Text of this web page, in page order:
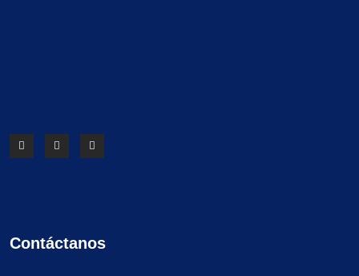
Contáctanos